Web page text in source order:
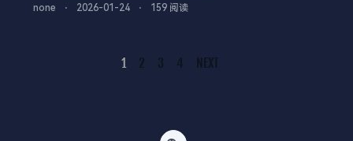
none ⋅ 2026-01-24 ⋅ 159 阅读
1 2 3 4 NEXT